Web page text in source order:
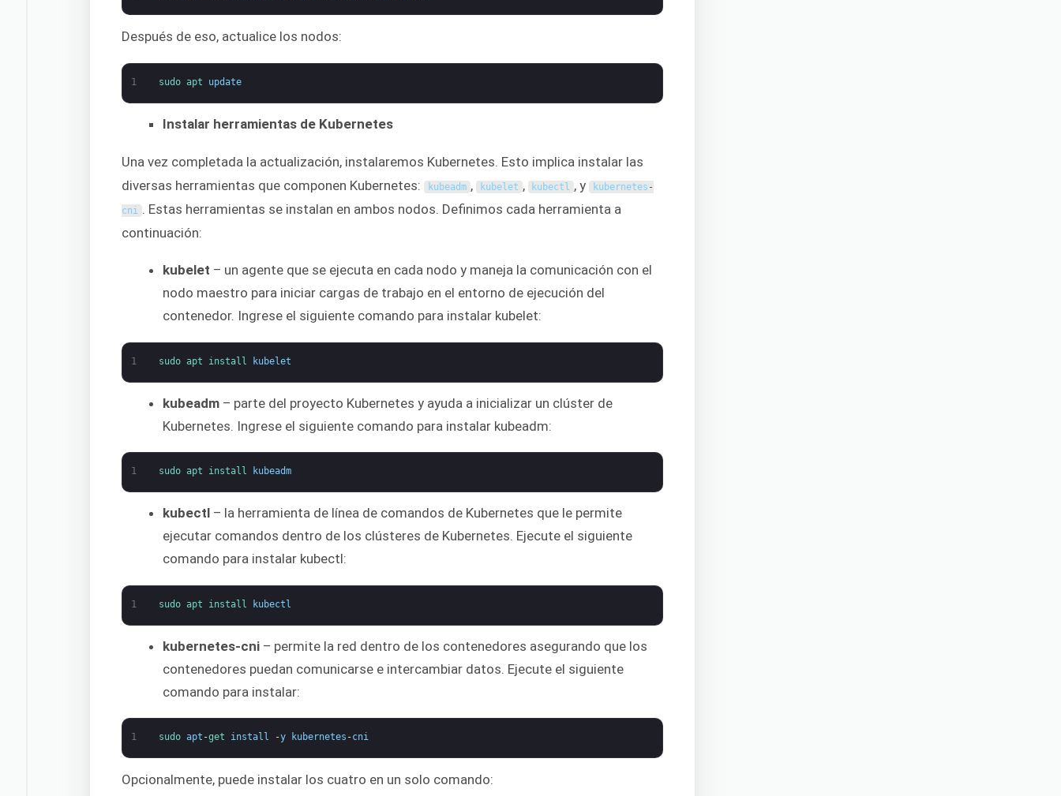
Después de eso, actualice los nodos:
1 sudo apt update
Instalar herramientas de Kubernetes
Una vez completada la actualización, instalaremos Kubernetes. Esto implica instalar las
diversas herramientas que componen Kubernetes: kubeadm , kubelet , kubectl , y kubernetes -
cni
. Estas herramientas se instalan en ambos nodos. Definimos cada herramienta a
continuación:
kubelet – un agente que se ejecuta en cada nodo y maneja la comunicación con el
nodo maestro para iniciar cargas de trabajo en el entorno de ejecución del
contenedor. Ingrese el siguiente comando para instalar kubelet:
1 sudo apt install kubelet
kubeadm – parte del proyecto Kubernetes y ayuda a inicializar un clúster de
Kubernetes. Ingrese el siguiente comando para instalar kubeadm:
1 sudo apt install kubeadm
kubectl – la herramienta de línea de comandos de Kubernetes que le permite
ejecutar comandos dentro de los clústeres de Kubernetes. Ejecute el siguiente
comando para instalar kubectl:
1 sudo apt install kubectl
kubernetes-cni – permite la red dentro de los contenedores asegurando que los
contenedores puedan comunicarse e intercambiar datos. Ejecute el siguiente
comando para instalar:
1 sudo apt -get install -y kubernetes -cni
Opcionalmente, puede instalar los cuatro en un solo comando: